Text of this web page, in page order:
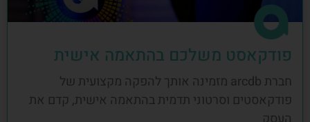
פודקאסט משלכם בהתאמה אישית
חברת arcdb מזמינה אותך להפקה מקצועית של
פודקאסטים וסרטוני תדמית בהתאמה אישית, קדם את